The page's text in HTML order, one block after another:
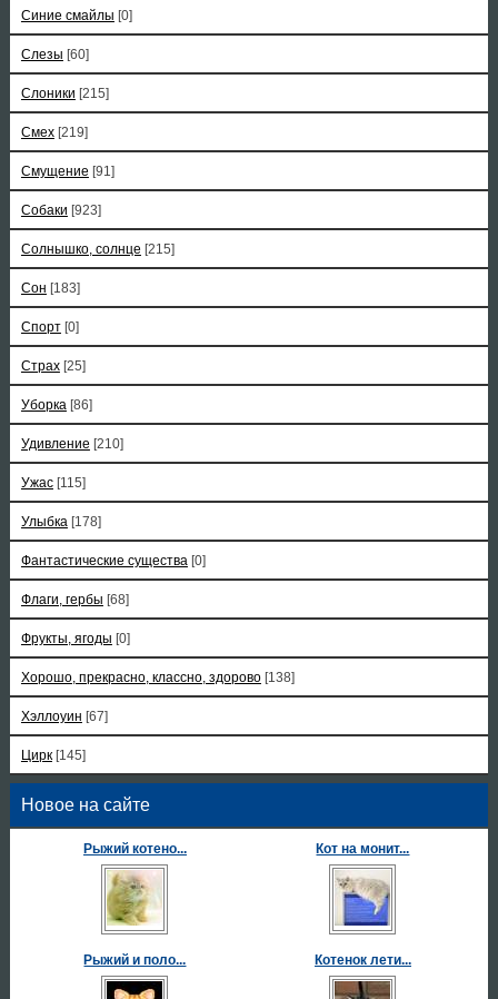
Синие смайлы [0]
Слезы [60]
Слоники [215]
Смех [219]
Смущение [91]
Собаки [923]
Солнышко, солнце [215]
Сон [183]
Спорт [0]
Страх [25]
Уборка [86]
Удивление [210]
Ужас [115]
Улыбка [178]
Фантастические существа [0]
Флаги, гербы [68]
Фрукты, ягоды [0]
Хорошо, прекрасно, классно, здорово [138]
Хэллоуин [67]
Цирк [145]
Новое на сайте
Рыжий котено... Кот на монит...
Рыжий и поло... Котенок лети...